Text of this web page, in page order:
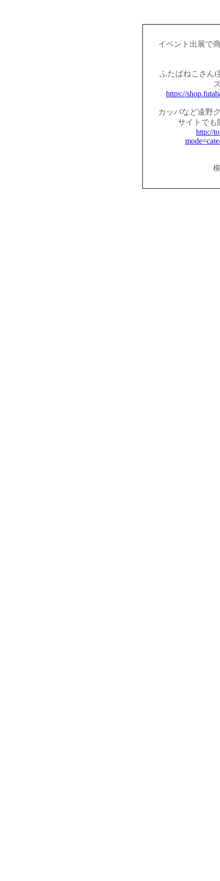
イベント出展で
ふたばねこさん(
https://
カッパなど遠野
サイトでも
http://